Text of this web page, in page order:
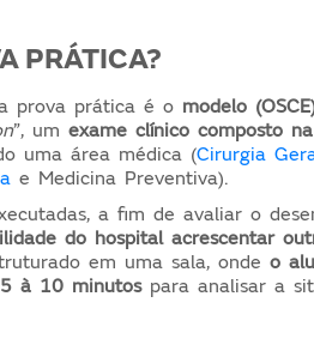
PRÁTICA?
prova prática é o modelo
”, umexame clínico composto
uma área médica (Cirurgia
e Medicina Preventiva).
a fim de avaliar o
do hospital acrescentar
em uma sala, ondeo
à 10 minutos para analisar a